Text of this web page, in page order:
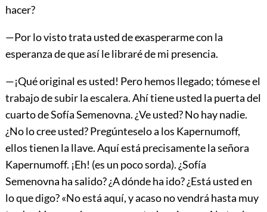
hacer?
—Por lo visto trata usted de exasperarme con la
esperanza de que así le libraré de mi presencia.
—¡Qué original es usted! Pero hemos llegado; tómese el
trabajo de subir la escalera. Ahí tiene usted la puerta del
cuarto de Sofía Semenovna. ¿Ve usted? No hay nadie.
¿No lo cree usted? Pregúnteselo a los Kapernumoff,
ellos tienen la llave. Aquí está precisamente la señora
Kapernumoff. ¡Eh! (es un poco sorda). ¿Sofía
Semenovna ha salido? ¿A dónde ha ido? ¿Está usted en
lo que digo? «No está aquí, y acaso no vendrá hasta muy